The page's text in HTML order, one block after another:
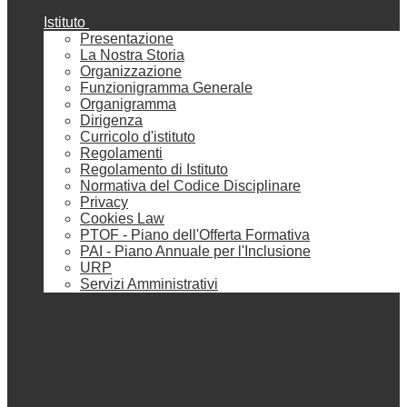
Istituto
Presentazione
La Nostra Storia
Organizzazione
Funzionigramma Generale
Organigramma
Dirigenza
Curricolo d'istituto
Regolamenti
Regolamento di Istituto
Normativa del Codice Disciplinare
Privacy
Cookies Law
PTOF - Piano dell'Offerta Formativa
PAI - Piano Annuale per l'Inclusione
URP
Servizi Amministrativi